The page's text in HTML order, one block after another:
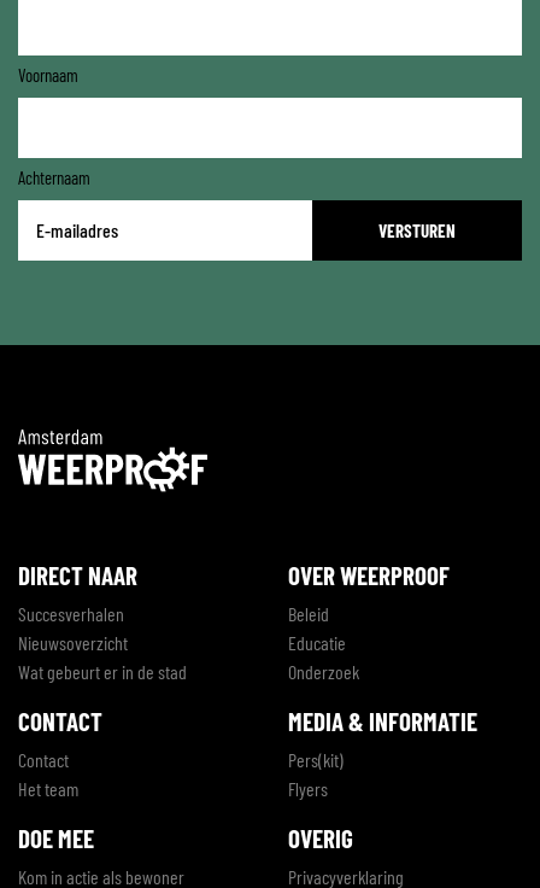
Voornaam
Achternaam
mailadres
DIRECT NAAR
Succesverhalen
Nieuwsoverzicht
Wat gebeurt er in de stad
OVER WEERPROOF
Beleid
Educatie
Onderzoek
CONTACT
Contact
Het team
MEDIA & INFORMATIE
Pers(kit)
Flyers
DOE MEE
Kom in actie als bewoner
OVERIG
Privacyverklaring